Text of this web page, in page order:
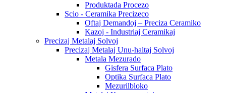
Produktada Procezo
Scio - Ceramika Precizeco
Oftaj Demandoj – Preciza Ceramiko
Kazoj - Industriaj Ceramikaj
Precizaj Metalaj Solvoj
Precizaj Metalaj Unu-haltaj Solvoj
Metala Mezurado
Gisfera Surfaca Plato
Optika Surfaca Plato
Mezurilbloko